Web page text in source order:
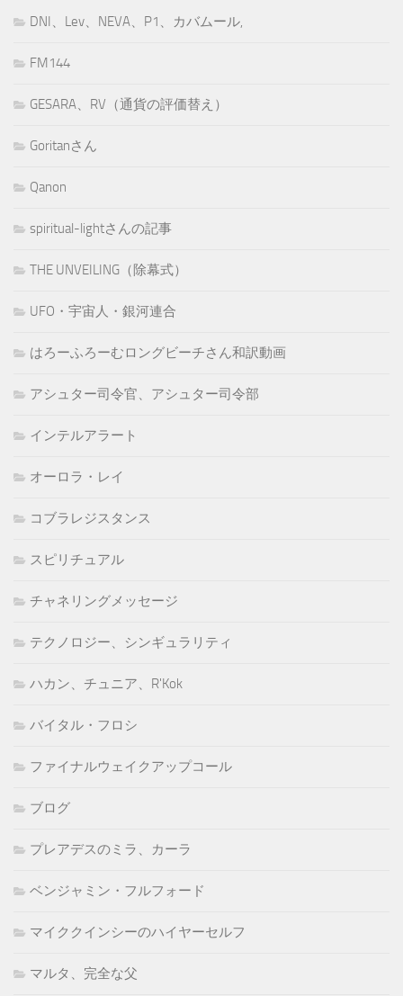
DNI、Lev、NEVA、P1、カバムール,
FM144
GESARA、RV（通貨の評価替え）
Goritanさん
Qanon
spiritual-lightさんの記事
THE UNVEILING（除幕式）
UFO・宇宙人・銀河連合
はろーふろーむロングビーチさん和訳動画
アシュター司令官、アシュター司令部
インテルアラート
オーロラ・レイ
コブラレジスタンス
スピリチュアル
チャネリングメッセージ
テクノロジー、シンギュラリティ
ハカン、チュニア、R'Kok
バイタル・フロシ
ファイナルウェイクアップコール
ブログ
プレアデスのミラ、カーラ
ベンジャミン・フルフォード
マイククインシーのハイヤーセルフ
マルタ、完全な父